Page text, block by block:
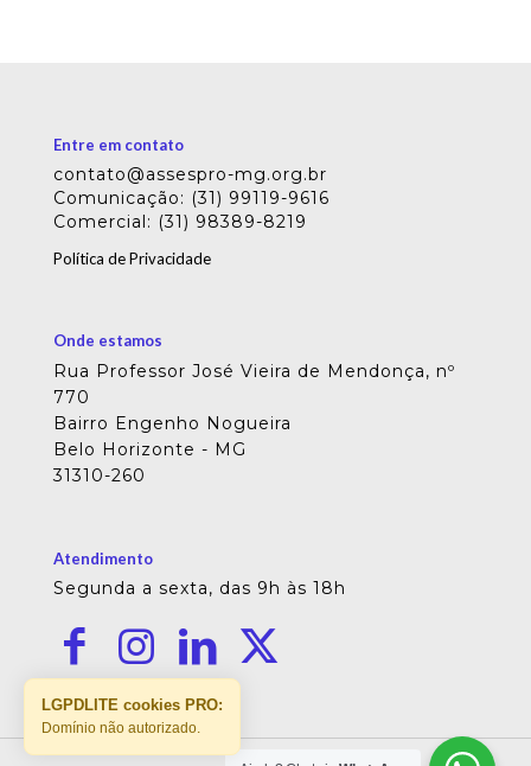
Entre em contato
contato@assespro-mg.org.br
Comunicação: (31) 99119-9616
Comercial: (31) 98389-8219
Política de Privacidade
Onde estamos
Rua Professor José Vieira de Mendonça, nº
770
Bairro Engenho Nogueira
Belo Horizonte - MG
31310-260
Atendimento
Segunda a sexta, das 9h às 18h
LGPDLITE cookies PRO:
Domínio não autorizado.